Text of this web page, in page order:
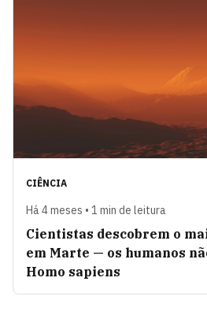
CIÊNCIA
Há 4 meses • 1 min de leitura
Cientistas descobrem o
em Marte — os humanos
Homo sapiens